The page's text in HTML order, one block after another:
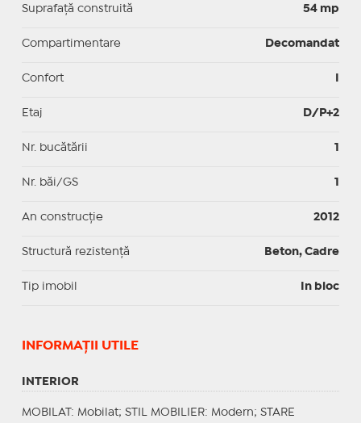
Suprafaţă construită 54 mp
Compartimentare Decomandat
Confort
Etaj D/P+2
Nr. bucătării 1
Nr. băi/GS 1
An construcție 2012
Structură rezistență Beton, Cadre
Tip imobil In bloc
INFORMAŢII UTILE
INTERIOR
MOBILAT : Mobilat; STIL MOBILIER: Modern; STARE